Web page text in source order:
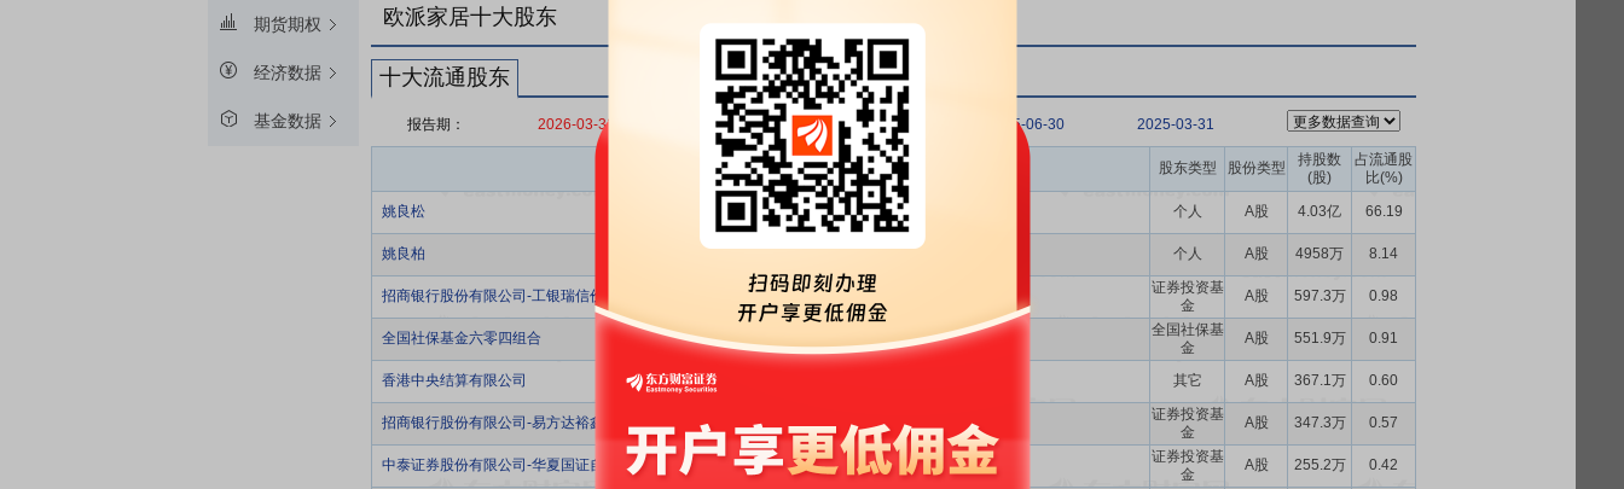
期货期权
经济数据
基金数据
欧派家居十大股东
十大流通股东
报告期： 2026-03-31 2025-12-31 2025-09-30 2025-06-30 2025-03-31
股东名称 股东类型 股份类型
持股数
(股)
占流通股
比(%)
姚良松
个人 A股 4.03亿 66.19
姚良柏 个人 A股 4958万 8.14
招商银行股份有限公司-工银瑞信价值精选混合型证券投资基金
证券投资基
金
A股 597.3万 0.98
全国社保基金六零四组合
全国社保基
金
A股 551.9万 0.91
香港中央结算有限公司 其它 A股 367.1万 0.60
招商银行股份有限公司-易方达裕鑫债券型证券投资基金
证券投资基
金
A股 347.3万 0.57
中泰证券股份有限公司-华夏国证自由现金流交易型开放式指数证券投资基金
证券投资基
金
A股 255.2万 0.42